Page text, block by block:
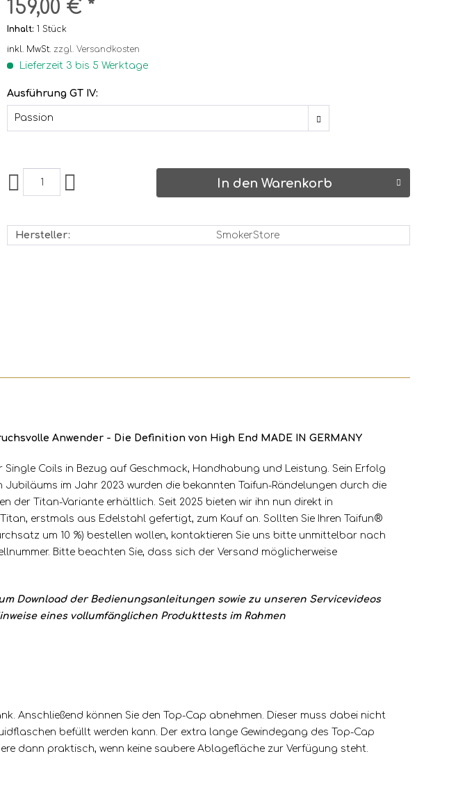
159,00 € *
Inhalt: 1 Stück
inkl. MwSt. zzgl. Versandkosten
Lieferzeit 3 bis 5 Werktage
Ausführung GT IV:
In den Warenkorb
Hersteller: SmokerStore
Anwender - Die Definition von High End MADE IN GERMANY
Coils in Bezug auf Geschmack, Handhabung und Leistung. Sein Erfolg
im Jahr 2023 wurden die bekannten Taifun-Rändelungen durch die
der Titan-Variante erhältlich. Seit 2025 bieten wir ihn nun direkt in
erstmals aus Edelstahl gefertigt, zum Kauf an. Sollten Sie Ihren Taifun®
um 10 %) bestellen wollen, kontaktieren Sie uns bitte unmittelbar nach
Bitte beachten Sie, dass sich der Versand möglicherweise
Download der Bedienungsanleitungen sowie zu unseren Servicevideos
eines vollumfänglichen Produkttests im Rahmen
Anschließend können Sie den Top-Cap abnehmen. Dieser muss dabei nicht
befüllt werden kann. Der extra lange Gewindegang des Top-Cap
dann praktisch, wenn keine saubere Ablagefläche zur Verfügung steht.